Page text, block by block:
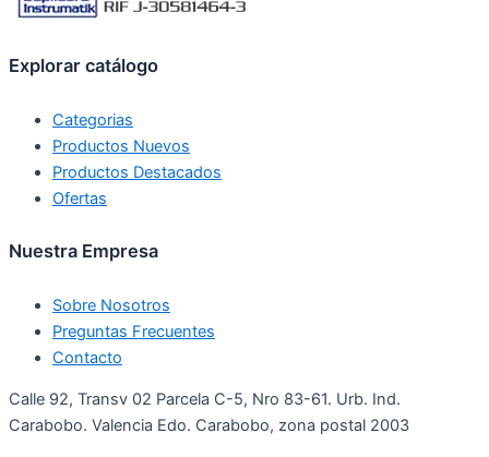
Explorar catálogo
Categorias
Productos Nuevos
Productos Destacados
Ofertas
Nuestra Empresa
Sobre Nosotros
Preguntas Frecuentes
Contacto
Calle 92, Transv 02 Parcela C-5, Nro 83-61. Urb. Ind.
Carabobo. Valencia Edo. Carabobo, zona postal 2003